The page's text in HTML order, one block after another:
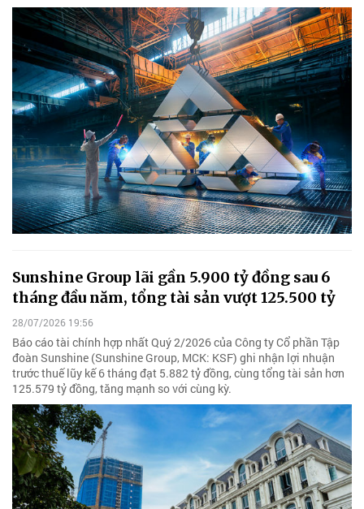
Sunshine Group lãi gần 5.900 tỷ đồng sau 6
tháng đầu năm, tổng tài sản vượt 125.500 tỷ
28/07/2026 19:56
Báo cáo tài chính hợp nhất Quý 2/2026 của Công ty Cổ phần Tập
đoàn Sunshine (Sunshine Group, MCK: KSF) ghi nhận lợi nhuận
trước thuế lũy kế 6 tháng đạt 5.882 tỷ đồng, cùng tổng tài sản hơn
125.579 tỷ đồng, tăng mạnh so với cùng kỳ.